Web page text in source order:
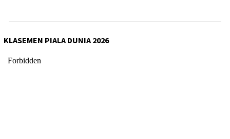
KLASEMEN PIALA DUNIA 2026